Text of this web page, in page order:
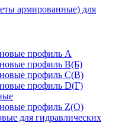
армированные) для
профиль A
профиль B(Б)
профиль C(В)
профиль D(Г)
профиль Z(О)
для гидравлических